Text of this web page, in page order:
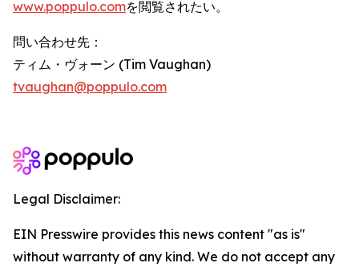
www.poppulo.comを閲覧されたい。
問い合わせ先：
ティム・ヴォーン (Tim Vaughan)
tvaughan@poppulo.com
Legal Disclaimer:
EIN Presswire provides this news content "as is"
without warranty of any kind. We do not accept any